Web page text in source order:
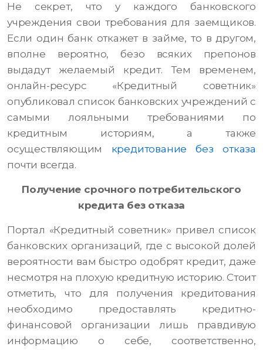
Не секрет, что у каждого банковского
учреждения свои требования для заемщиков.
Если один банк откажет в займе, то в другом,
вполне вероятно, безо всяких препонов
выдадут желаемый кредит. Тем временем,
онлайн-ресурс «Кредитный советник»
опубликовал список банковских учреждений с
самыми лояльными требованиями по
кредитным историям, а также
осуществляющим кредитование без отказа
почти всегда.
Получение срочного потребительского
кредита без отказа
Портал «Кредитный советник» привел список
банковских организаций, где с высокой долей
вероятности вам быстро одобрят кредит, даже
несмотря на плохую кредитную историю. Стоит
отметить, что для получения кредитования
необходимо предоставлять кредитно-
финансовой организации лишь правдивую
информацию о себе, соответственно,